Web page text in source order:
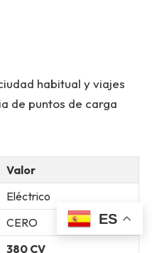
habitual y viajes
de puntos de carga
Valor
Eléctrico
CERO
380 CV
ES